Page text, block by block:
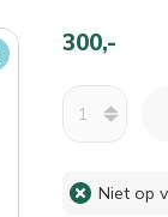
300,-
Niet op